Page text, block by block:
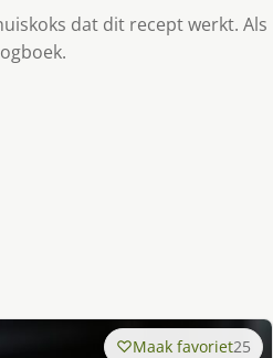
dat dit recept werkt. Als
Maak favoriet25